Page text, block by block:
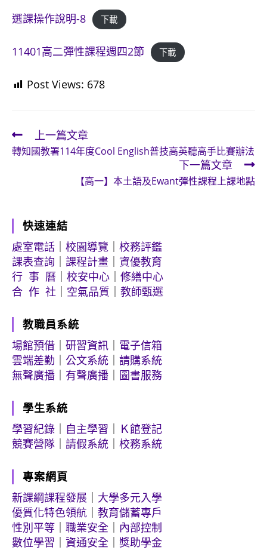
選課操作說明-8 下載
11401高二彈性課程週四2節 下載
Post Views: 678
Read
more
上一篇文章
轉知國教署114年度Cool English普技高英聽高手比賽辦法
下一篇文章
【高一】本土語及Ewant彈性課程上課地點
快速連結
處室電話
校園導覽
校務評鑑
課表查詢
課程計畫
資優教育
行 事 曆
校安中心
修繕中心
合 作 社
空氣品質 教師甄選
教職員系統
場館預借
研習資訊
電子信箱
雲端差勤
公文系統
請購系統
無聲廣播
有聲廣播 圖書服務
學生系統
學習紀錄
自主學習
Ｋ館登記
競賽營隊
請假系統 校務系統
專案網頁
新課綱課程發展
大學多元入學
優質化特色領航
教育儲蓄專戶
性別平等
職業安全
內部控制
數位學習
資通安全 獎助學金